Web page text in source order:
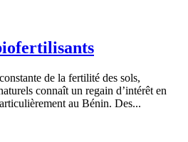
de la fertilité des sols,
connaît un regain d’intérêt en
au Bénin. Des...